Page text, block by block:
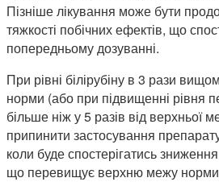
Пізніше лікування може бути
тяжкості побічних ефектів, що
попередньому дозуванні.
При рівні білірубіну в 3 рази
норми (або при підвищенні рівня
більше ніж у 5 разів від верхньої
припинити застосування
коли буде спостерігатись зниження
що перевищує верхню межу норми